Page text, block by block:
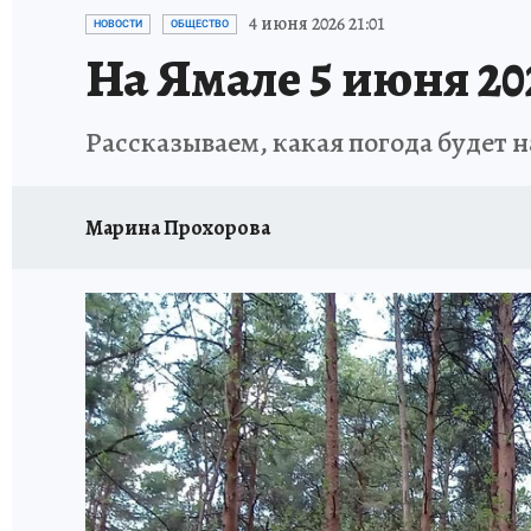
ПРОИСШЕСТВИЯ АФИША
НОВОСТИ ОБЩЕСТВО 4 июня 2026 21:01
На Ямале 5 июня
Рассказываем, какая погода будет
Марина Прохорова